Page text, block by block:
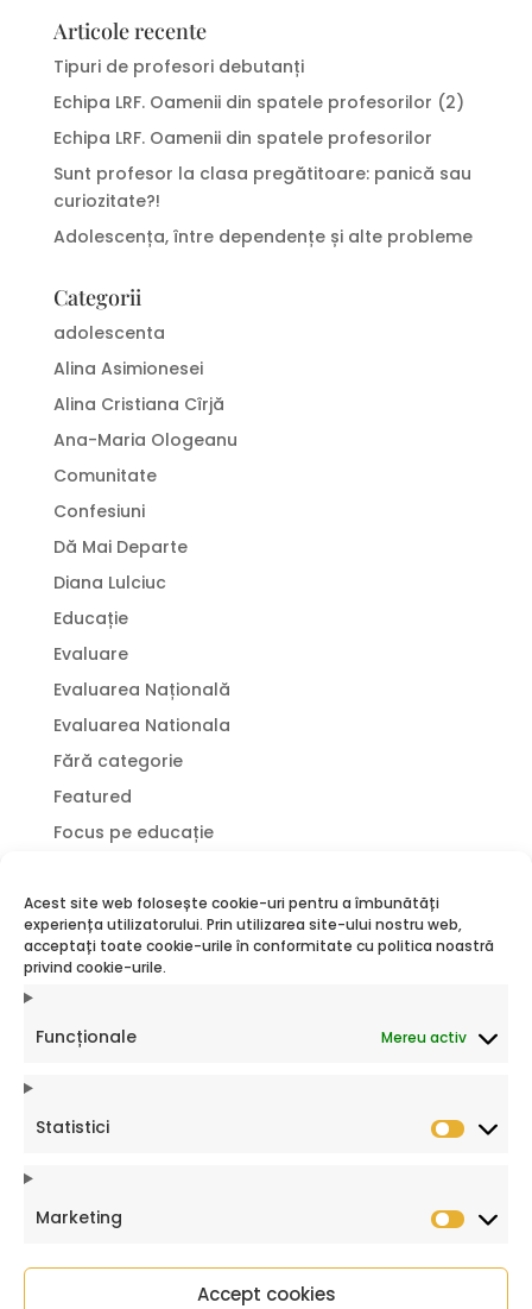
Acest site web folosește cookie-uri pentru a îmbunătăți
experiența utilizatorului. Prin utilizarea site-ului nostru web,
acceptați toate cookie-urile în conformitate cu politica noastră
privind cookie-urile.
Funcționale Mereu activ
Statistici
Marketing
Accept cookies
Articole recente
Tipuri de profesori debutanți
Echipa LRF. Oamenii din spatele profesorilor (2)
Echipa LRF. Oamenii din spatele profesorilor
Sunt profesor la clasa pregătitoare: panică sau
curiozitate?!
Adolescența, între dependențe și alte probleme
Categorii
adolescenta
Alina Asimionesei
Alina Cristiana Cîrjă
Ana-Maria Ologeanu
Comunitate
Confesiuni
Dă Mai Departe
Diana Lulciuc
Educație
Evaluare
Evaluarea Națională
Evaluarea Nationala
Fără categorie
Featured
Focus pe educație
Jurnal de profesor
Lectură
povestea mea
proiecte
Proiecte Sociale
Sistem Educațional